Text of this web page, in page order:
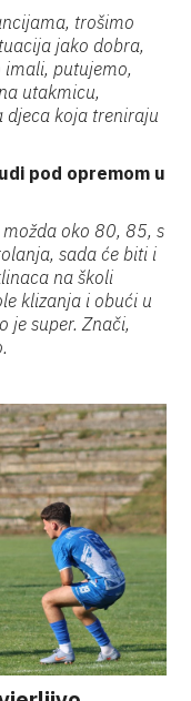
trošimo
jako dobra,
imali, putujemo,
utakmicu,
djeca koja treniraju
pod opremom u
oko 80, 85, s
sada će biti i
na školi
klizanja i obući u
je super. Znači,